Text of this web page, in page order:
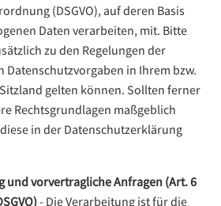
(DSGVO), auf deren Basis
Daten verarbeiten, mit. Bitte
zu den Regelungen der
Datenschutzvorgaben in Ihrem bzw.
gelten können. Sollten ferner
Rechtsgrundlagen maßgeblich
in der Datenschutzerklärung
und vorvertragliche Anfragen (Art. 6
- Die Verarbeitung ist für die